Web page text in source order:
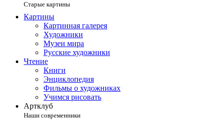
Старые картины
Картины
Картинная галерея
Художники
Музеи мира
Русские художники
Чтение
Книги
Энциклопедия
Фильмы о художниках
Учимся рисовать
Артклуб
Наши современники